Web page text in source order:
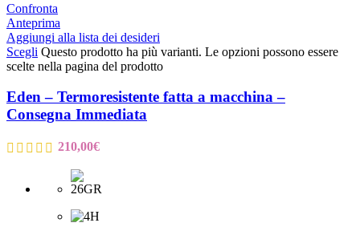
Confronta
Anteprima
Aggiungi alla lista dei desideri
Scegli Questo prodotto ha più varianti. Le opzioni possono essere
scelte nella pagina del prodotto
Eden – Termoresistente fatta a macchina –
Consegna Immediata
210,00€